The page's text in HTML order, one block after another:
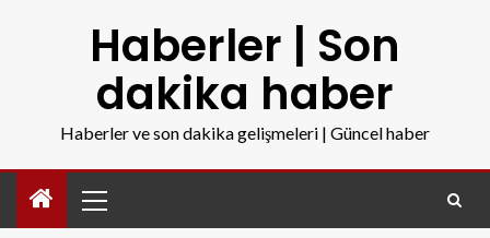
Haberler | Son
dakika haber
Haberler ve son dakika gelişmeleri | Güncel haber